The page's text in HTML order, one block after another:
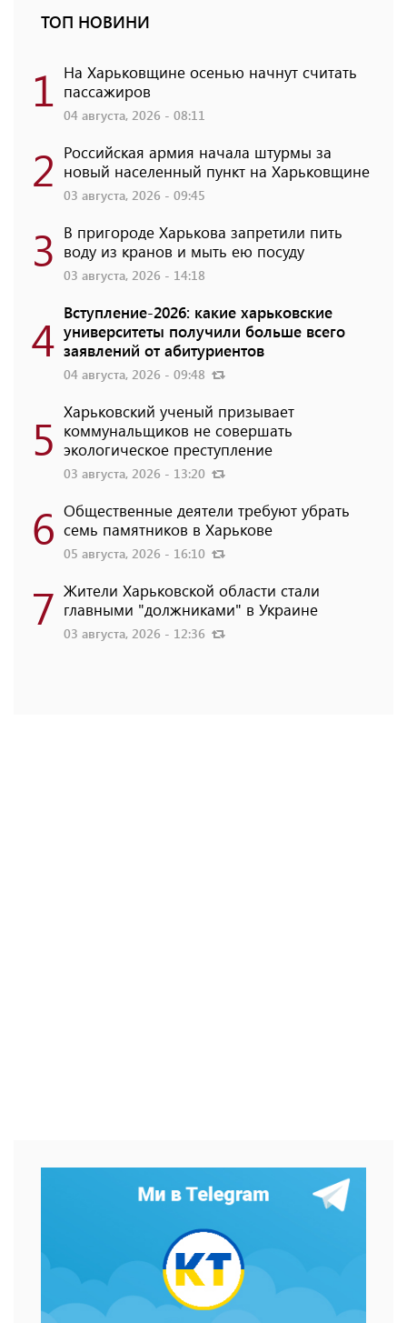
ТОП НОВИНИ
1 На Харьковщине осенью начнут считать
пассажиров
04 августа, 2026 - 08:11
2 Российская армия начала штурмы за
новый населенный пункт на Харьковщине
03 августа, 2026 - 09:45
3 В пригороде Харькова запретили пить
воду из кранов и мыть ею посуду
03 августа, 2026 - 14:18
4 Вступление-2026: какие харьковские
университеты получили больше всего
заявлений от абитуриентов
04 августа, 2026 - 09:48
5 Харьковский ученый призывает
коммунальщиков не совершать
экологическое преступление
03 августа, 2026 - 13:20
6 Общественные деятели требуют убрать
семь памятников в Харькове
05 августа, 2026 - 16:10
7 Жители Харьковской области стали
главными "должниками" в Украине
03 августа, 2026 - 12:36